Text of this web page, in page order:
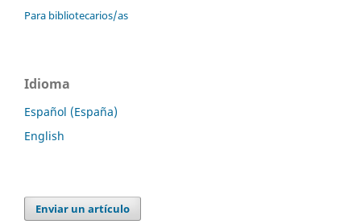
Para bibliotecarios/as
Idioma
Español (España)
English
Enviar un artículo